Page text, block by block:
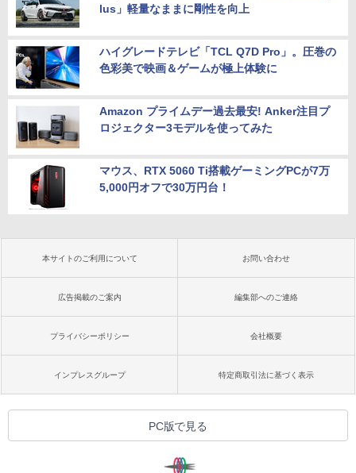
lus」軽量なままに剛性を向上
ハイグレードテレビ「TCL Q7D Pro」。圧巻の
色彩美で映画＆ゲームが極上体験に
Amazon プライムデー過去最安! Anker注目プ
ロジェクター3モデルを使ってみた
マウス、RTX 5060 Ti搭載ゲーミングPCが7万
5,000円オフで30万円台！
本サイトのご利用について お問い合わせ
広告掲載のご案内 編集部へのご連絡
プライバシーポリシー 会社概要
インプレスグループ 特定商取引法に基づく表示
PC版で見る